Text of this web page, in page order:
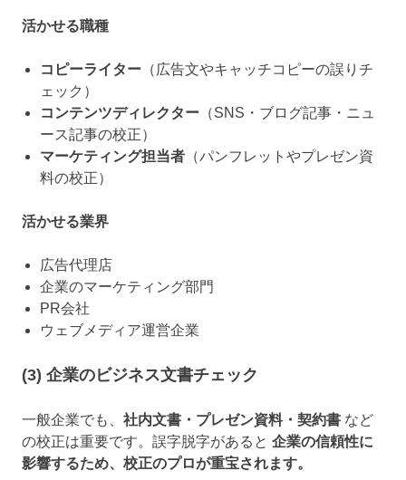
活かせる職種
コピーライター （広告文やキャッチコピーの誤りチ
ェック）
コンテンツディレクター （SNS・ブログ記事・ニュ
ース記事の校正）
マーケティング担当者 （パンフレットやプレゼン資
料の校正）
活かせる業界
広告代理店
企業のマーケティング部門
PR会社
ウェブメディア運営企業
(3) 企業のビジネス文書チェック
一般企業でも、 社内文書・プレゼン資料・契約書 など
の校正は重要です。誤字脱字があると 企業の信頼性に
影響するため、校正のプロが重宝されます。